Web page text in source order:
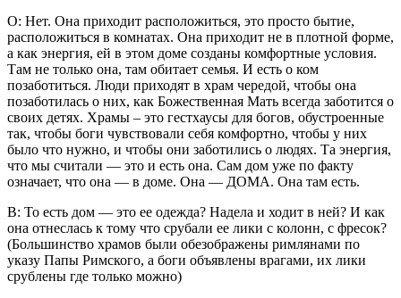
О: Нет. Она приходит расположиться, это просто бытие,
расположиться в комнатах. Она приходит не в плотной форме,
а как энергия, ей в этом доме созданы комфортные условия.
Там не только она, там обитает семья. И есть о ком
позаботиться. Люди приходят в храм чередой, чтобы она
позаботилась о них, как Божественная Мать всегда заботится о
своих детях. Храмы – это гестхаусы для богов, обустроенные
так, чтобы боги чувствовали себя комфортно, чтобы у них
было что нужно, и чтобы они заботились о людях. Та энергия,
что мы считали — это и есть она. Сам дом уже по факту
означает, что она — в доме. Она — ДОМА. Она там есть.
В: То есть дом — это ее одежда? Надела и ходит в ней? И как
она отнеслась к тому что срубали ее лики с колонн, с фресок?
(Большинство храмов были обезображены римлянами по
указу Папы Римского, а боги объявлены врагами, их лики
срублены где только можно)